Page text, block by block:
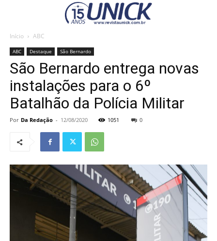
Início ABC
ABC Destaque São Bernardo
São Bernardo entrega novas
instalações para o 6º
Batalhão da Polícia Militar
Por Da Redação - 12/08/2020 1051 0